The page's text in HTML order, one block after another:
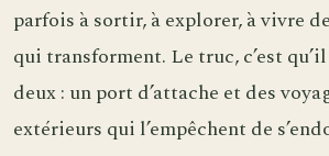
parfois à sortir, à explorer, à vivre
qui transforment. Le truc, c’est
deux : un port d’attache et des
extérieurs qui l’empêchent de